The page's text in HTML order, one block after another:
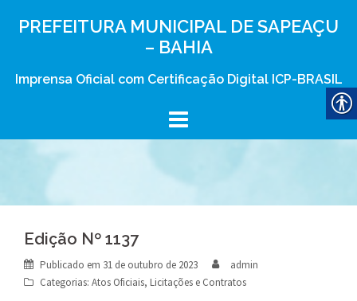
PREFEITURA MUNICIPAL DE SAPEAÇU
– BAHIA
Imprensa Oficial com Certificação Digital ICP-BRASIL
Edição Nº 1137
Publicado em 31 de outubro de 2023
admin
Categorias: Atos Oficiais, Licitações e Contratos